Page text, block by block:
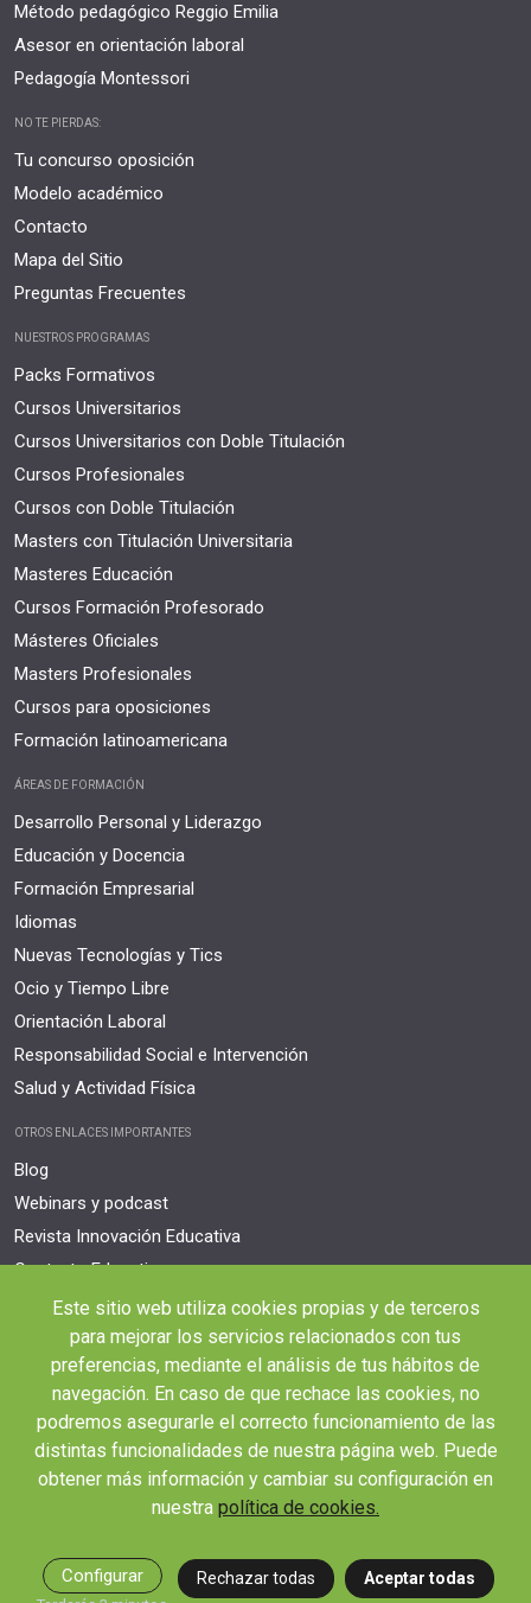
Método pedagógico Reggio Emilia
Asesor en orientación laboral
Pedagogía Montessori
NO TE PIERDAS:
Tu concurso oposición
Modelo académico
Contacto
Mapa del Sitio
Preguntas Frecuentes
NUESTROS PROGRAMAS
Packs Formativos
Cursos Universitarios
Cursos Universitarios con Doble Titulación
Cursos Profesionales
Cursos con Doble Titulación
Masters con Titulación Universitaria
Masteres Educación
Cursos Formación Profesorado
Másteres Oficiales
Masters Profesionales
Cursos para oposiciones
Formación latinoamericana
ÁREAS DE FORMACIÓN
Desarrollo Personal y Liderazgo
Educación y Docencia
Formación Empresarial
Idiomas
Nuevas Tecnologías y Tics
Ocio y Tiempo Libre
Orientación Laboral
Responsabilidad Social e Intervención
Salud y Actividad Física
OTROS ENLACES IMPORTANTES
Blog
Webinars y podcast
Revista Innovación Educativa
Contexto Educativo
Desistir contrato aquí
Tienes 14 días desde tu matriculación para cancelar sin coste y recibir el
reembolso completo.
© 2026 RED EDUCA
Este sitio web utiliza cookies propias y de terceros
para mejorar los servicios relacionados con tus
preferencias, mediante el análisis de tus hábitos de
navegación. En caso de que rechace las cookies, no
podremos asegurarle el correcto funcionamiento de las
distintas funcionalidades de nuestra página web. Puede
obtener más información y cambiar su configuración en
nuestra política de cookies.
Configurar Rechazar todas Aceptar todas